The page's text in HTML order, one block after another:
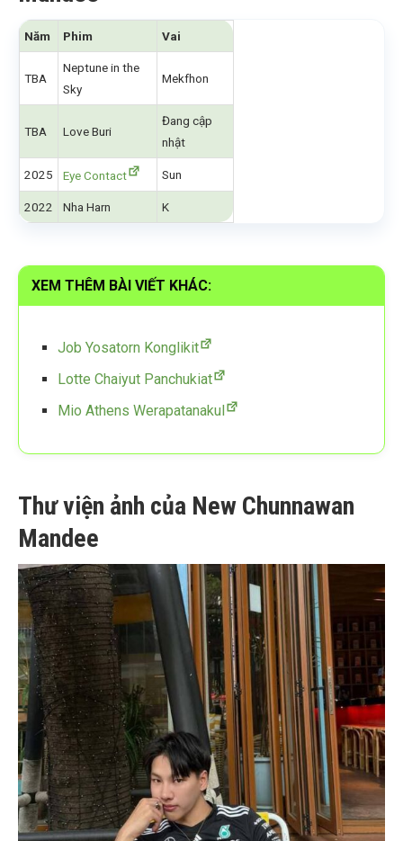
Năm Phim Vai
TBA
Neptune in the
Sky
Mekfhon
TBA Love Buri
Đang cập
nhật
2025 Eye Contact Sun
2022 Nha Harn K
XEM THÊM BÀI VIẾT KHÁC:
Job Yosatorn Konglikit
Lotte Chaiyut Panchukiat
Mio Athens Werapatanakul
Thư viện ảnh của New Chunnawan
Mandee